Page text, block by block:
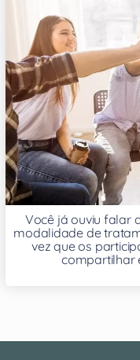
Você já ouviu falar
modalidade de
vez que os
compartilhar